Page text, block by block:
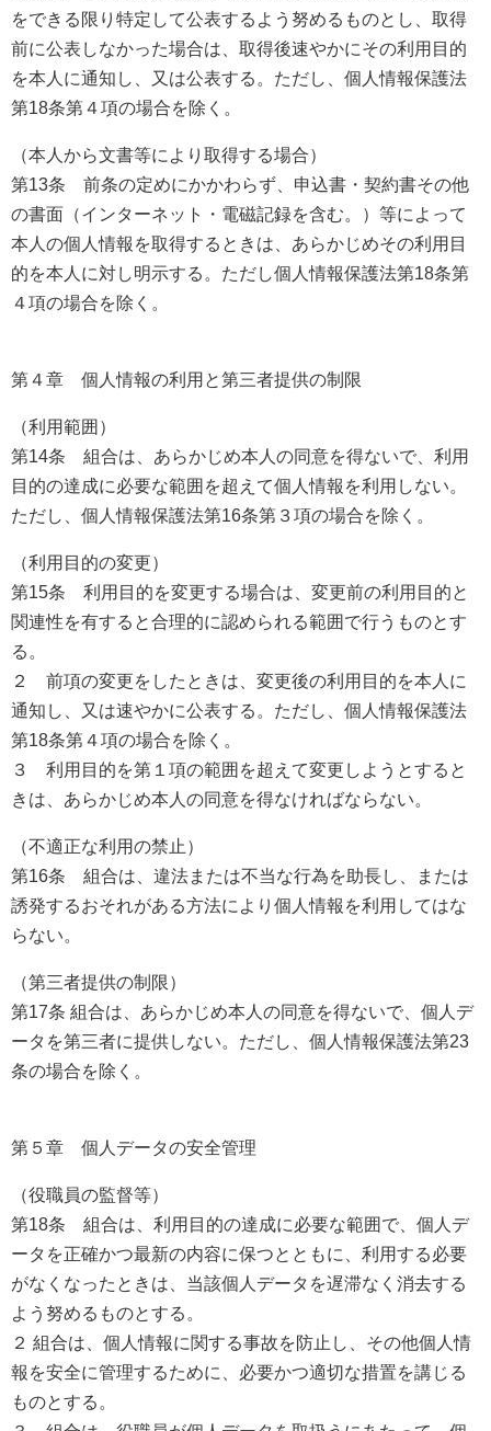
をできる限り特定して公表するよう努めるものとし、取得
前に公表しなかった場合は、取得後速やかにその利用目的
を本人に通知し、又は公表する。ただし、個人情報保護法
第18条第４項の場合を除く。
（本人から文書等により取得する場合）
第13条 前条の定めにかかわらず、申込書・契約書その他
の書面（インターネット・電磁記録を含む。）等によって
本人の個人情報を取得するときは、あらかじめその利用目
的を本人に対し明示する。ただし個人情報保護法第18条第
４項の場合を除く。
第４章 個人情報の利用と第三者提供の制限
（利用範囲）
第14条 組合は、あらかじめ本人の同意を得ないで、利用
目的の達成に必要な範囲を超えて個人情報を利用しない。
ただし、個人情報保護法第16条第３項の場合を除く。
（利用目的の変更）
第15条 利用目的を変更する場合は、変更前の利用目的と
関連性を有すると合理的に認められる範囲で行うものとす
る。
２ 前項の変更をしたときは、変更後の利用目的を本人に
通知し、又は速やかに公表する。ただし、個人情報保護法
第18条第４項の場合を除く。
３ 利用目的を第１項の範囲を超えて変更しようとすると
きは、あらかじめ本人の同意を得なければならない。
（不適正な利用の禁止）
第16条 組合は、違法または不当な行為を助長し、または
誘発するおそれがある方法により個人情報を利用してはな
らない。
（第三者提供の制限）
第17条 組合は、あらかじめ本人の同意を得ないで、個人デ
ータを第三者に提供しない。ただし、個人情報保護法第23
条の場合を除く。
第５章 個人データの安全管理
（役職員の監督等）
第18条 組合は、利用目的の達成に必要な範囲で、個人デ
ータを正確かつ最新の内容に保つとともに、利用する必要
がなくなったときは、当該個人データを遅滞なく消去する
よう努めるものとする。
２ 組合は、個人情報に関する事故を防止し、その他個人情
報を安全に管理するために、必要かつ適切な措置を講じる
ものとする。